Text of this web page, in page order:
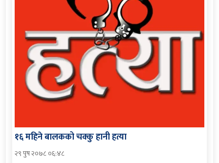
१६ महिने बालकको चक्कु हानी हत्या
२९ पुष २०७८ ०६:४८